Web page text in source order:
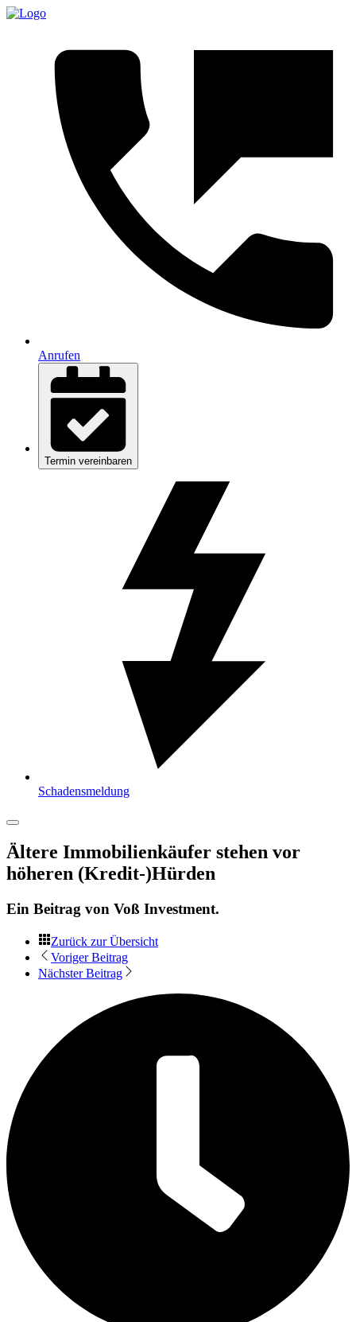
Anrufen
Termin vereinbaren
Schadensmeldung
Ältere Immobilienkäufer stehen vor
höheren (Kredit-)Hürden
Ein Beitrag von Voß Investment.
Zurück zur Übersicht
Voriger Beitrag
Nächster Beitrag